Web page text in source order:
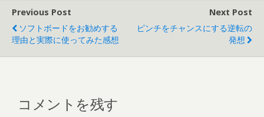
Previous Post
ソフトボードをお勧めする
理由と実際に使ってみた感想
Next Post
ピンチをチャンスにする逆転の
発想
コメントを残す